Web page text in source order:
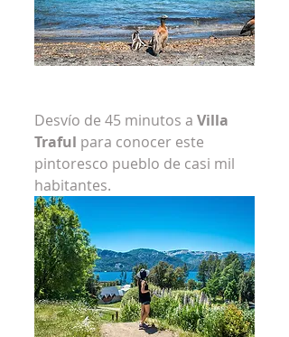
Desvío de 45 minutos a Villa
Traful para conocer este
pintoresco pueblo de casi mil
habitantes.